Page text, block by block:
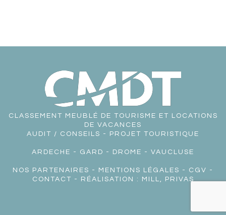
CLASSEMENT MEUBLÉ DE TOURISME ET LOCATIONS
DE VACANCES
AUDIT / CONSEILS - PROJET TOURISTIQUE
ARDECHE - GARD - DROME - VAUCLUSE
NOS PARTENAIRES - MENTIONS LÉGALES - CGV -
CONTACT - RÉALISATION : MILL, PRIVAS